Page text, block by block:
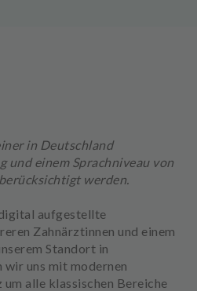
in Deutschland
und einem Sprachniveau von
werden.
aufgestellte
Zahnärztinnen und einem
Standort in
wir uns mit modernen
alle klassischen Bereiche